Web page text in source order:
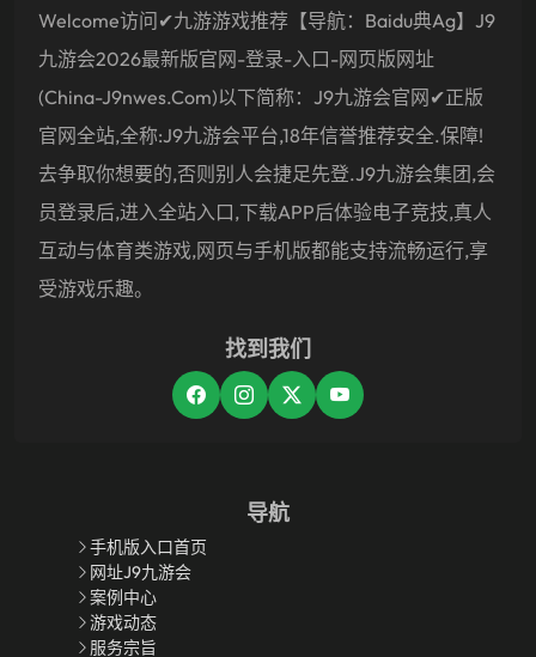
Welcome访问✔九游游戏推荐【导航：baidu典ag】J9
九游会2026最新版官网-登录-入口-网页版网址
(china-J9nwes.com)以下简称：J9九游会官网✔正版
官网全站,全称:J9九游会平台,18年信誉推荐安全.保障!
去争取你想要的,否则别人会捷足先登.J9九游会集团,会
员登录后,进入全站入口,下载APP后体验电子竞技,真人
互动与体育类游戏,网页与手机版都能支持流畅运行,享
受游戏乐趣。
找到我们
导航
手机版入口首页
网址J9九游会
案例中心
游戏动态
服务宗旨